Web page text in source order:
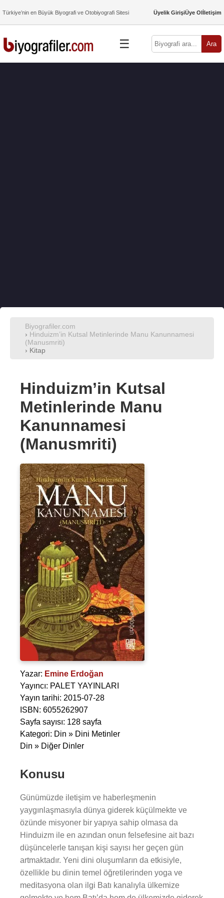
Türkiye’nin en Büyük Biyografi ve Otobiyografi Sitesi Üyelik GirişiÜye Olİletişim
☰ Ara
Biyografiler.com
› Hinduizm’in Kutsal Metinlerinde Manu Kanunnamesi
(Manusmriti)
› Kitap
Hinduizm’in Kutsal
Metinlerinde Manu
Kanunnamesi
(Manusmriti)
Yazar: Emine Erdoğan
Yayıncı: PALET YAYINLARI
Yayın tarihi: 2015-07-28
ISBN: 6055262907
Sayfa sayısı: 128 sayfa
Kategori: Din » Dini Metinler
Din » Diğer Dinler
Konusu
Günümüzde iletişim ve haberleşmenin
yaygınlaşmasıyla dünya giderek küçülmekte ve
özünde misyoner bir yapıya sahip olmasa da
Hinduizm ile en azından onun felsefesine ait bazı
düşüncelerle tanışan kişi sayısı her geçen gün
artmaktadır. Yeni dini oluşumların da etkisiyle,
özellikle bu dinin temel öğretilerinden yoga ve
meditasyona olan ilgi Batı kanalıyla ülkemize